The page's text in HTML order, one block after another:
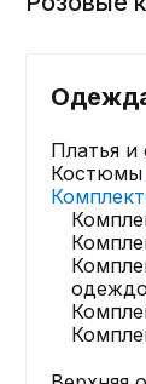
Платья и
Костюмы